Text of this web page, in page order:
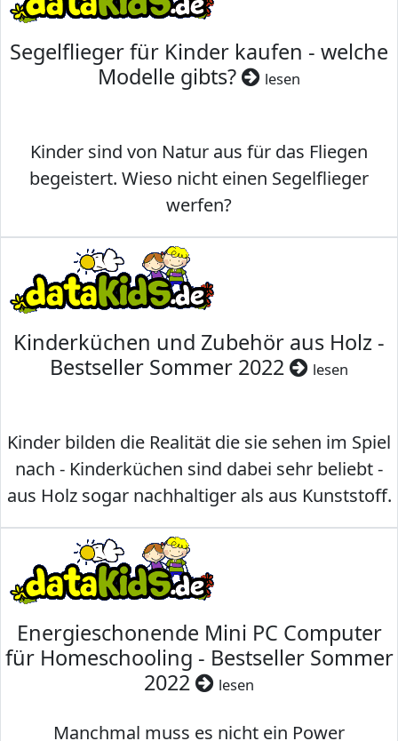
Segelflieger für Kinder kaufen - welche
Modelle gibts?
lesen
Kinder sind von Natur aus für das Fliegen
begeistert. Wieso nicht einen Segelflieger
werfen?
Kinderküchen und Zubehör aus Holz -
Bestseller Sommer 2022
lesen
Kinder bilden die Realität die sie sehen im Spiel
nach - Kinderküchen sind dabei sehr beliebt -
aus Holz sogar nachhaltiger als aus Kunststoff.
Energieschonende Mini PC Computer
für Homeschooling - Bestseller Sommer
2022
lesen
Manchmal muss es nicht ein Power